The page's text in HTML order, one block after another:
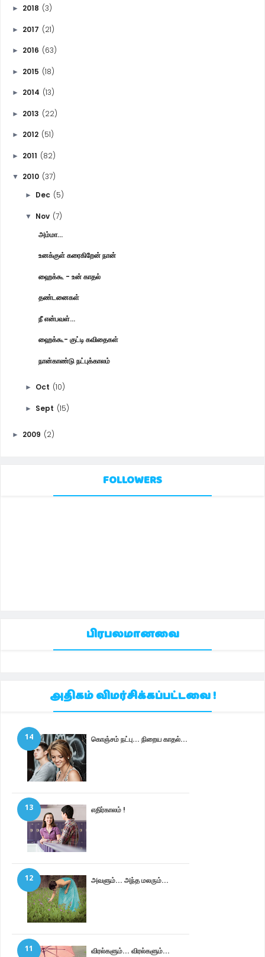
► 2018 (3)
► 2017 (21)
► 2016 (63)
► 2015 (18)
► 2014 (13)
► 2013 (22)
► 2012 (51)
► 2011 (82)
▼ 2010 (37)
► Dec (5)
▼ Nov (7)
அம்மா...
உனக்குள் கரைகிறேன் நான்
ஹைக்கூ - உன் காதல்
தண்டனைகள்
நீ என்பவள்...
ஹைக்கூ- குட்டி கவிதைகள்
நான்காண்டு நட்புக்காலம்
► Oct (10)
► Sept (15)
► 2009 (2)
FOLLOWERS
பிரபலமானவை
அதிகம் விமர்சிக்கப்பட்டவை !
கொஞ்சம் நட்பு... நிறைய காதல்...
14
எதிர்காலம் !
13
அவளும்... அந்த மலரும்...
12
விரல்களும்... விரல்களும்...
11